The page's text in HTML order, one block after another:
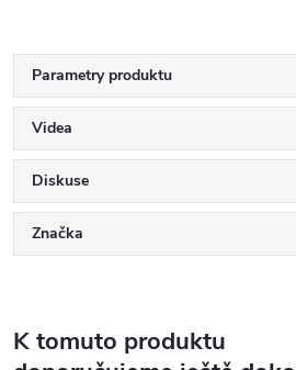
Parametry produktu
Videa
Diskuse
Značka
K tomuto produktu